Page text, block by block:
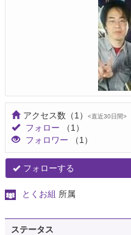
アクセス数 （1） <直近30日間>
フォロー
（1）
フォロワー
（1）
フォローする
とくお組 所属
ステータス